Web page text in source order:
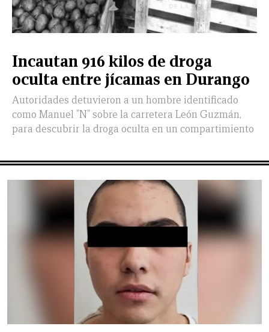
X
LEÓN
DE
VIDA
Incautan 916 kilos de droga
oculta entre jícamas en Durango
Autoridades detuvieron a un hombre identificado
como Manuel "N" sobre la carretera León Guzmán,
para descubrir la droga oculta en un compartimiento